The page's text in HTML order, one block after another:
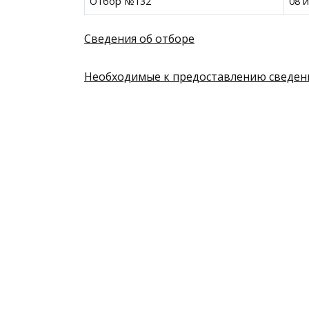
Сведения об отборе
Необходимые к предоставлению